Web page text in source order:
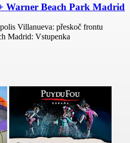
Warner Beach Park Madrid
Villanueva: přeskoč frontu
Madrid: Vstupenka